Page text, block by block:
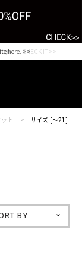
here. >>CHECK IT>>
ト サイズ:[～21]
BY